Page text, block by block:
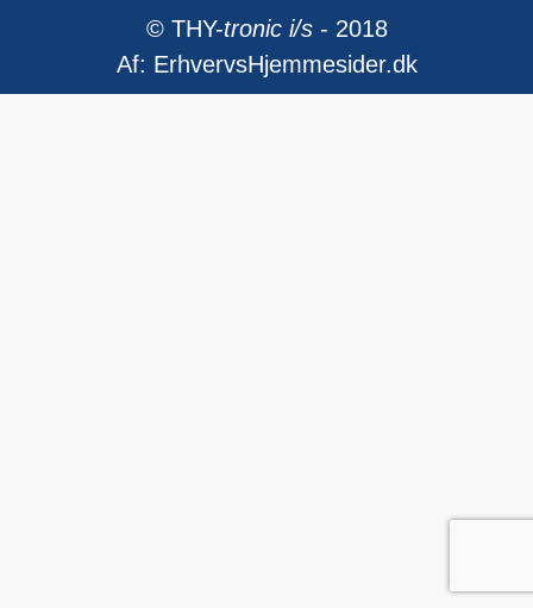
© THY-tronic i/s - 2018
Af: ErhvervsHjemmesider.dk